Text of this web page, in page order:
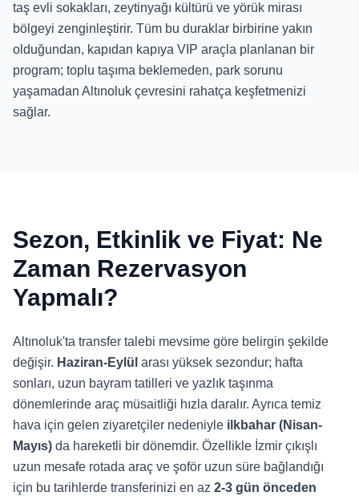
taş evli sokakları, zeytinyağı kültürü ve yörük mirası
bölgeyi zenginleştirir. Tüm bu duraklar birbirine yakın
olduğundan, kapıdan kapıya VIP araçla planlanan bir
program; toplu taşıma beklemeden, park sorunu
yaşamadan Altınoluk çevresini rahatça keşfetmenizi
sağlar.
Sezon, Etkinlik ve Fiyat: Ne
Zaman Rezervasyon
Yapmalı?
Altınoluk'ta transfer talebi mevsime göre belirgin şekilde
değişir. Haziran-Eylül arası yüksek sezondur; hafta
sonları, uzun bayram tatilleri ve yazlık taşınma
dönemlerinde araç müsaitliği hızla daralır. Ayrıca temiz
hava için gelen ziyaretçiler nedeniyle ilkbahar (Nisan-
Mayıs) da hareketli bir dönemdir. Özellikle İzmir çıkışlı
uzun mesafe rotada araç ve şoför uzun süre bağlandığı
için bu tarihlerde transferinizi en az 2-3 gün önceden